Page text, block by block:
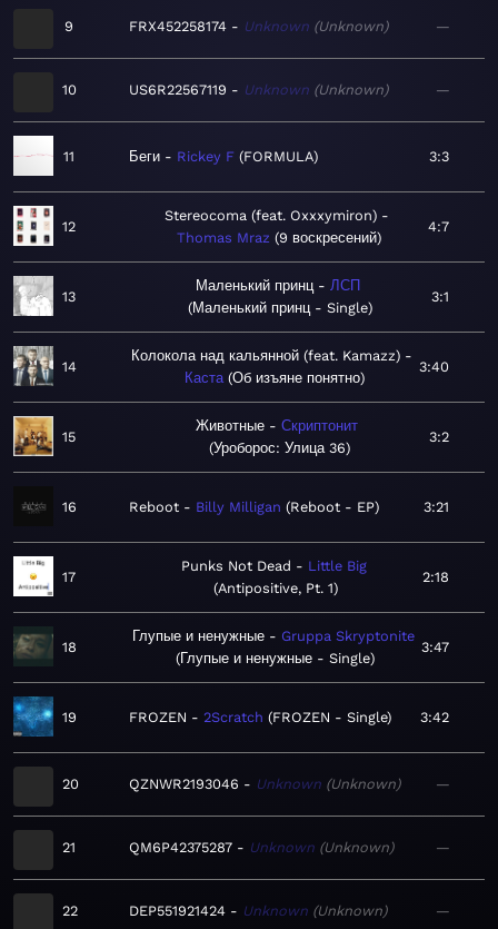
9 FRX452258174 Unknown Unknown —
10 US6R22567119 Unknown Unknown —
11 Беги Rickey F FORMULA 3:3
12
Stereocoma (feat. Oxxxymiron)
Thomas Mraz 9 воскресений
4:7
13
Маленький принц
ЛСП
Маленький принц - Single
3:1
14
Колокола над кальянной (feat. Kamazz)
Каста Об изъяне понятно
3:40
15
Животные
Скриптонит
Уроборос: Улица 36
3:2
16 Reboot Billy Milligan Reboot - EP 3:21
17
Punks Not Dead
Little Big
Antipositive, Pt. 1
2:18
18
Глупые и ненужные
Gruppa Skryptonite
Глупые и ненужные - Single
3:47
19 FROZEN 2Scratch FROZEN - Single 3:42
20 QZNWR2193046 Unknown Unknown —
21 QM6P42375287 Unknown Unknown —
22 DEP551921424 Unknown Unknown —